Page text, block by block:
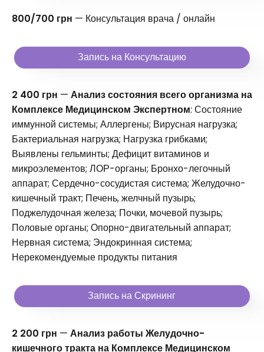
800/700 грн — Консультация врача / онлайн
Запись на Консультацию
2 400 грн — Анализ состояния всего организма на
Комплексе Медицинском Экспертном: Состояние
иммунной системы; Аллергены; Вирусная нагрузка;
Бактериальная нагрузка; Нагрузка грибками;
Выявлены гельминты; Дефицит витаминов и
микроэлементов; ЛОР-органы; Бронхо-легочный
аппарат; Сердечно-сосудистая система; Желудочно-
кишечный тракт; Печень, желчный пузырь;
Поджелудочная железа; Почки, мочевой пузырь;
Половые органы; Опорно-двигательный аппарат;
Нервная система; Эндокринная система;
Нерекомендуемые продукты питания
Запись на Скрининг
2 200 грн — Анализ работы Желудочно-
кишечного тракта на Комплексе Медицинском